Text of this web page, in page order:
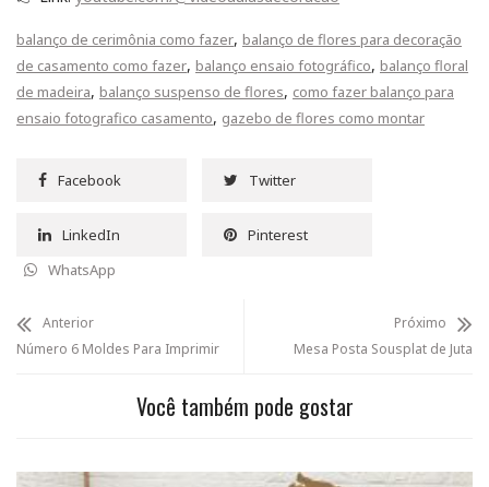
balanço de cerimônia como fazer, balanço de flores para decoração
de casamento como fazer, balanço ensaio fotográfico, balanço floral
de madeira, balanço suspenso de flores, como fazer balanço para
ensaio fotografico casamento, gazebo de flores como montar
Facebook Twitter
LinkedIn
Pinterest
WhatsApp
Anterior
Número 6 Moldes Para Imprimir
Próximo
Mesa Posta Sousplat de Juta
Você também pode gostar